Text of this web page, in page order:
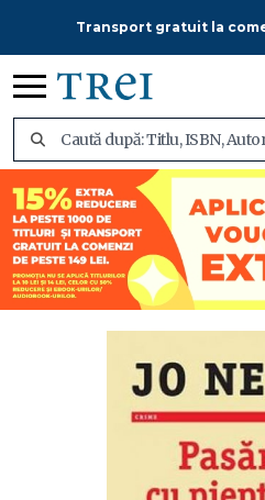
Transport gratuit la